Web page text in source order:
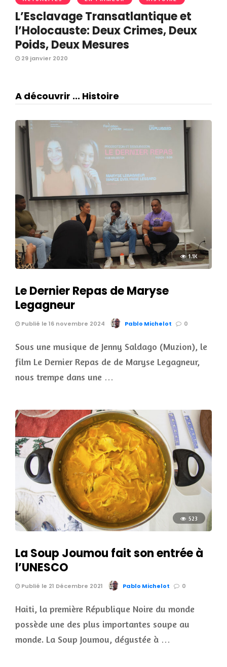
L’Esclavage Transatlantique et
l’Holocauste: Deux Crimes, Deux
Poids, Deux Mesures
29 janvier 2020
A découvrir ... Histoire
1.1K
Le Dernier Repas de Maryse
Legagneur
Publié le 16 novembre 2024 Pablo Michelot 0
Sous une musique de Jenny Saldago (Muzion), le
film Le Dernier Repas de de Maryse Legagneur,
nous trempe dans une …
523
La Soup Joumou fait son entrée à
l’UNESCO
Publié le 21 Décembre 2021 Pablo Michelot 0
Haiti, la première République Noire du monde
possède une des plus importantes soupe au
monde. La Soup Joumou, dégustée à …